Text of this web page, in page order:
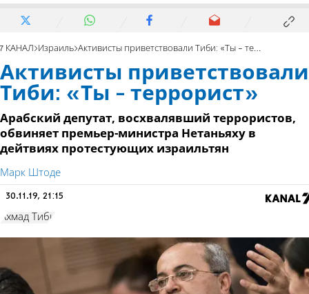
7 КАНАЛ Израиль Активисты приветствовали Тиби: «Ты - террорист»
Активисты приветствовали
Тиби: «Ты - террорист»
Арабский депутат, восхвалявший террористов,
обвиняет премьер-министра Нетаньяху в
дейтвиях протестующих израильтян
Марк Штоде
30.11.19, 21:15
Ахмад Тиби